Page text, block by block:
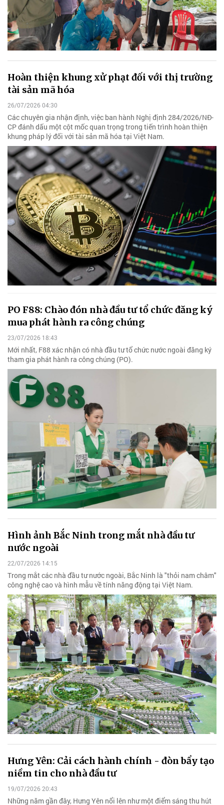
Hoàn thiện khung xử phạt đối với thị trường
tài sản mã hóa
26/07/2026 04:30
Các chuyên gia nhận định, việc ban hành Nghị định 284/2026/NĐ-
CP đánh dấu một cột mốc quan trọng trong tiến trình hoàn thiện
khung pháp lý đối với tài sản mã hóa tại Việt Nam.
PO F88: Chào đón nhà đầu tư tổ chức đăng ký
mua phát hành ra công chúng
23/07/2026 18:43
Mới nhất, F88 xác nhận có nhà đầu tư tổ chức nước ngoài đăng ký
tham gia phát hành ra công chúng (PO).
Hình ảnh Bắc Ninh trong mắt nhà đầu tư
nước ngoài
22/07/2026 14:15
Trong mắt các nhà đầu tư nước ngoài, Bắc Ninh là "thỏi nam châm"
công nghệ cao và hình mẫu về tính năng động tại Việt Nam.
Hưng Yên: Cải cách hành chính - đòn bẩy tạo
niềm tin cho nhà đầu tư
19/07/2026 20:43
Những năm gần đây, Hưng Yên nổi lên như một điểm sáng thu hút